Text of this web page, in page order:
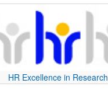
HR Excellence in Research